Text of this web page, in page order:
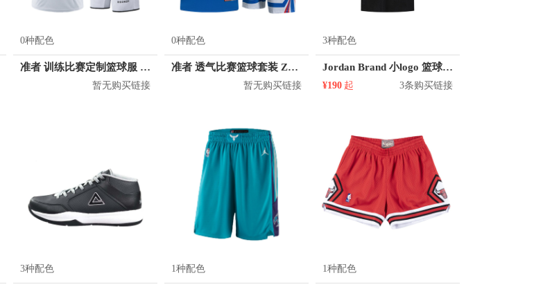
0种配色
准者 训练比赛定制篮球服 Z17110105
暂无购买链接
0种配色
准者 透气比赛篮球套装 Z118210177
暂无购买链接
3种配色
Jordan Brand 小logo 篮球训练速干无袖背心 CU1025
¥190 起 3条购买链接
3种配色 1种配色 1种配色